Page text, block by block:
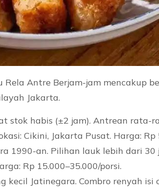
Rela Antre Berjam-jam mencakup
Jakarta.
stok habis (±2 jam). Antrean rata-
Cikini, Jakarta Pusat. Harga: Rp
1990-an. Pilihan lauk lebih dari 30
Rp 15.000–35.000/porsi.
kecil Jatinegara. Combro renyah isi